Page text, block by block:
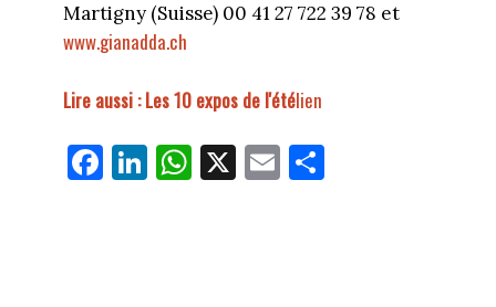
Martigny (Suisse) 00 41 27 722 39 78 et
www.gianadda.ch
Lire aussi : Les 10 expos de l'étélien
Fa
ce
Li
nk
W
ha
X E
m
Pa